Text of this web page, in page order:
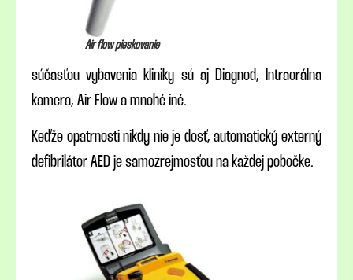
Air flow pieskovanie
súčasťou vybavenia kliniky sú aj Diagnod, Intraorálna
kamera, Air Flow a mnohé iné.
Keďže opatrnosti nikdy nie je dosť, automatický externý
defibrilátor AED je samozrejmosťou na každej pobočke.